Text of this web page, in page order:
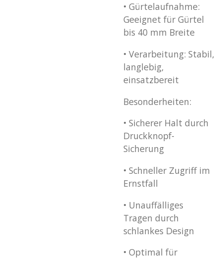
• Gürtelaufnahme:
Geeignet für Gürtel
bis 40 mm Breite
• Verarbeitung: Stabil,
langlebig,
einsatzbereit
Besonderheiten:
• Sicherer Halt durch
Druckknopf-
Sicherung
• Schneller Zugriff im
Ernstfall
• Unauffälliges
Tragen durch
schlankes Design
• Optimal für